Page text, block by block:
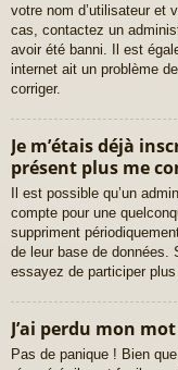
votre nom d’utilisateur et
cas, contactez un
avoir été banni. Il est
internet ait un problème
corriger.
Je m’étais déjà
présent plus me
Il est possible qu’un
compte pour une
suppriment
de leur base de
essayez de participer
J’ai perdu mon
Pas de panique ! Bien